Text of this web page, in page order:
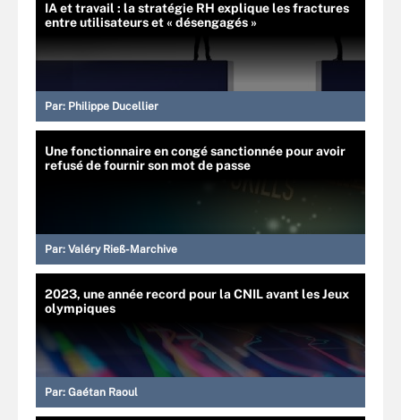
IA et travail : la stratégie RH explique les fractures
entre utilisateurs et « désengagés »
Par: Philippe Ducellier
Une fonctionnaire en congé sanctionnée pour avoir
refusé de fournir son mot de passe
Par: Valéry Rieß-Marchive
2023, une année record pour la CNIL avant les Jeux
olympiques
Par: Gaétan Raoul